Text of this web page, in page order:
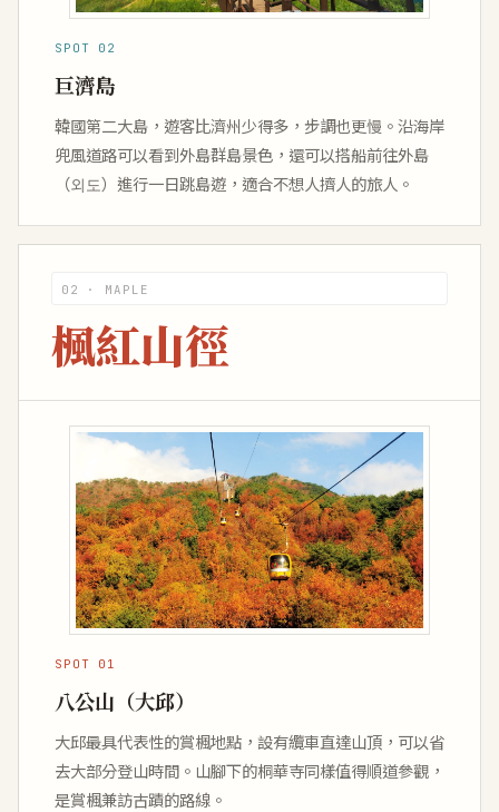
SPOT 02
巨濟島
韓國第二大島，遊客比濟州少得多，步調也更慢。沿海岸
兜風道路可以看到外島群島景色，還可以搭船前往外島
（외도）進行一日跳島遊，適合不想人擠人的旅人。
02 · MAPLE
楓紅山徑
SPOT 01
八公山（大邱）
大邱最具代表性的賞楓地點，設有纜車直達山頂，可以省
去大部分登山時間。山腳下的桐華寺同樣值得順道參觀，
是賞楓兼訪古蹟的路線。